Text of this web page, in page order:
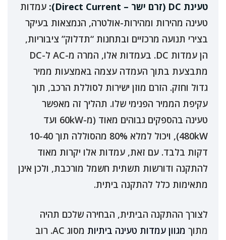
טעינת DC (זרם ישר – Direct Current):
עמדות
טעינה מהירות ומהירות-אולטרה, הנמצאות בעיקר
בצירי תנועה מרכזיים ובתחנות “תדלוק” ציבוריות,
הן עמדות DC. בעמדות אלו, המרה מ-AC ל-DC
מתבצעת בתוך העמדה עצמה באמצעות ממיר
גדול וחזק. הזרם מוזן ישירות לסוללת הרכב, תוך
עקיפת הממיר הפנימי שלו. תהליך זה מאפשר
טעינה בהספקים גבוהים מאוד (מ-60kW ועד
480kW), ויכול למלא 80% מהסוללה תוך 10-40
דקות בלבד. עם זאת, עמדות אלו יקרות מאוד
להתקנה ודורשות תשתית חשמל מורכבת, ולכן אינן
מתאימות כלל להתקנה ביתית.
לצורך ההתקנה הביתית, הבחירה שלכם תהיה
מתוך מגוון עמדות טעינה ביתיות
מסוג AC. רוב